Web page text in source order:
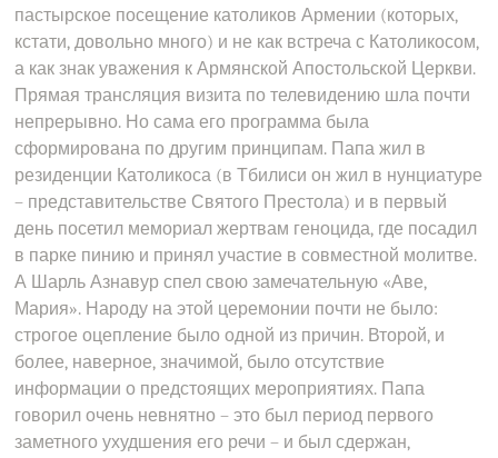
пастырское посещение католиков Армении (которых,
кстати, довольно много) и не как встреча с Католикосом,
а как знак уважения к Армянской Апостольской Церкви.
Прямая трансляция визита по телевидению шла почти
непрерывно. Но сама его программа была
сформирована по другим принципам. Папа жил в
резиденции Католикоса (в Тбилиси он жил в нунциатуре
– представительстве Святого Престола) и в первый
день посетил мемориал жертвам геноцида, где посадил
в парке пинию и принял участие в совместной молитве.
А Шарль Азнавур спел свою замечательную «Аве,
Мария». Народу на этой церемонии почти не было:
строгое оцепление было одной из причин. Второй, и
более, наверное, значимой, было отсутствие
информации о предстоящих мероприятиях. Папа
говорил очень невнятно – это был период первого
заметного ухудшения его речи – и был сдержан,